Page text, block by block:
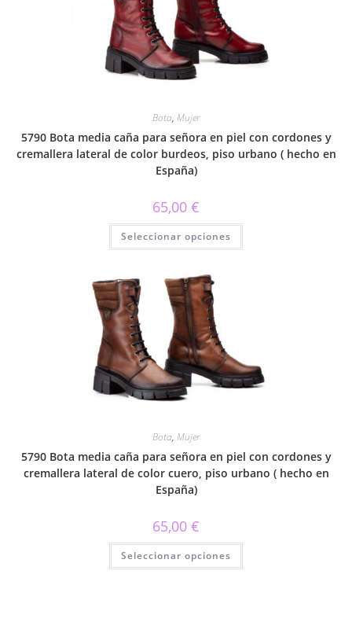
página
de
producto
Bota, Mujer
5790 Bota media caña para señora en piel con cordones y
cremallera lateral de color burdeos, piso urbano ( hecho en
España)
65,00 €
Seleccionar opciones
Este
tiene
de
producto
Bota, Mujer
5790 Bota media caña para señora en piel con cordones y
cremallera lateral de color cuero, piso urbano ( hecho en
España)
65,00 €
Seleccionar opciones
Este
tiene